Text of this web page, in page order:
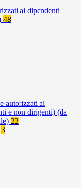
ai dipendenti
48
autorizzati ai
e non dirigenti) (da
22
3